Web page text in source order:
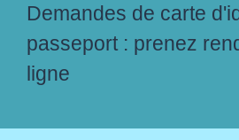
Demandes de carte
passeport : prenez
ligne